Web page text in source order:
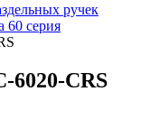
ручек
60 серия
6020-CRS